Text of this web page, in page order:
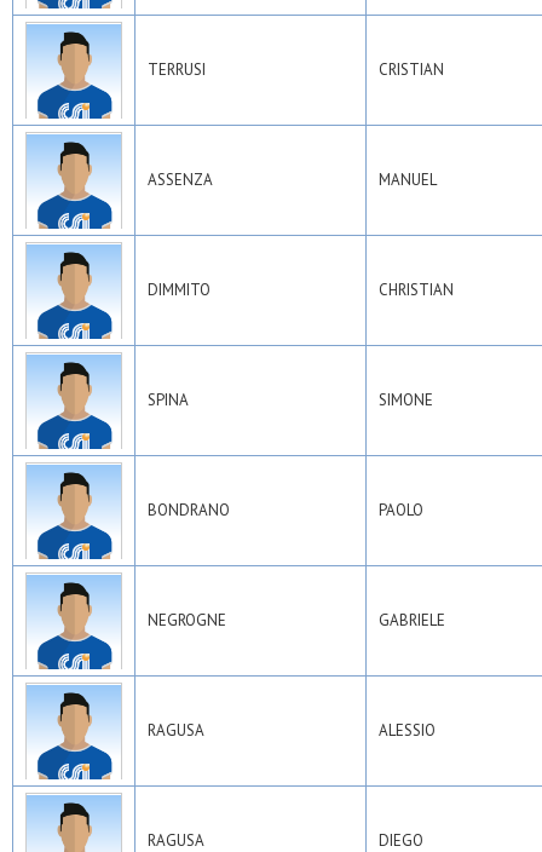
TERRUSI CRISTIAN
ASSENZA MANUEL
DIMMITO CHRISTIAN
SPINA SIMONE
BONDRANO PAOLO
NEGROGNE GABRIELE
RAGUSA ALESSIO
RAGUSA DIEGO